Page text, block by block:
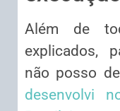
Além de
explicados,
não posso
desenvolvi